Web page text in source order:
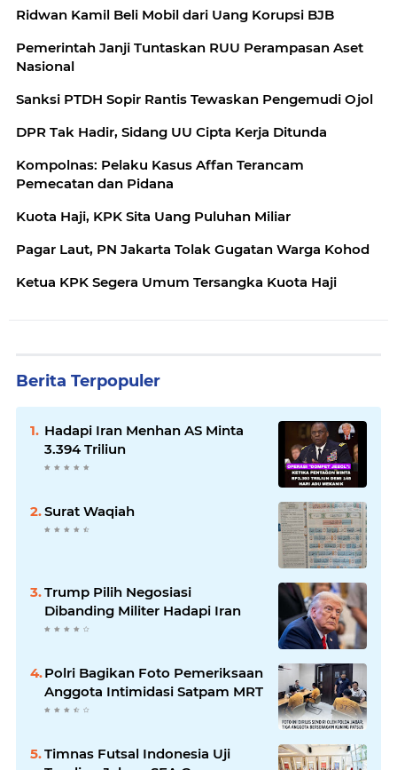
Ridwan Kamil Beli Mobil dari Uang Korupsi BJB
Pemerintah Janji Tuntaskan RUU Perampasan Aset
Nasional
Sanksi PTDH Sopir Rantis Tewaskan Pengemudi Ojol
DPR Tak Hadir, Sidang UU Cipta Kerja Ditunda
Kompolnas: Pelaku Kasus Affan Terancam
Pemecatan dan Pidana
Kuota Haji, KPK Sita Uang Puluhan Miliar
Pagar Laut, PN Jakarta Tolak Gugatan Warga Kohod
Ketua KPK Segera Umum Tersangka Kuota Haji
Berita Terpopuler
Hadapi Iran Menhan AS Minta
3.394 Triliun
Surat Waqiah
Trump Pilih Negosiasi
Dibanding Militer Hadapi Iran
Polri Bagikan Foto Pemeriksaan
Anggota Intimidasi Satpam MRT
Timnas Futsal Indonesia Uji